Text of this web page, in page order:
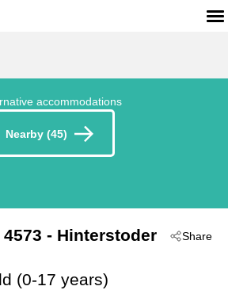
accommodations
Nearby (45)
Share
4573 - Hinterstoder
(0-17 years)